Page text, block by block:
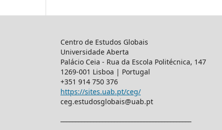
Centro de Estudos Globais
Universidade Aberta
Palácio Ceia - Rua da Escola Politécnica, 147
1269-001 Lisboa | Portugal
+351 914 750 376
https://sites.uab.pt/ceg/
ceg.estudosglobais@uab.pt